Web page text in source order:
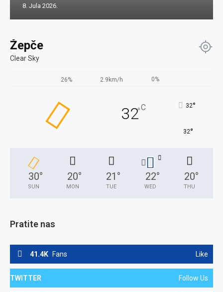
Žepče
Clear Sky
26% 2.9km/h 0%
32°C 32°
32°
30°
SUN
20°
MON
21 °
TUE
22°
WED
20°
THU
Pratite nas
41.4K Fans Like
TWITTER Follow Us
8. Jula 2026.